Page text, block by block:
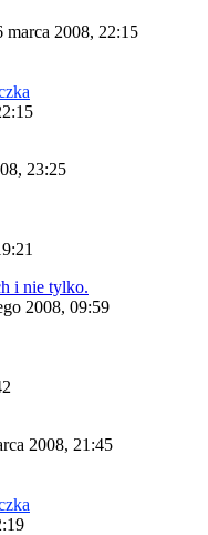
marca 2008, 22:15
23:25
i nie tylko.
2008, 09:59
2008, 21:45